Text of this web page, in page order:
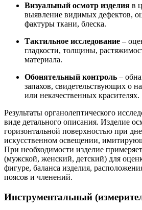
Визуальный осмотр изделия в
выявление видимых дефектов,
фактуры ткани, блеска.
Тактильное исследование –
гладкости, толщины,
материала.
Обонятельный контроль –
запахов, свидетельствующих о
или некачественных красителях.
Результаты органолептического
виде детального описания. Изделие
горизонтальной поверхностью при
искусственном освещении,
При необходимости изделие
(мужской, женский, детский) для
фигуре, баланса изделия,
поясов и членений.
Инструментальный